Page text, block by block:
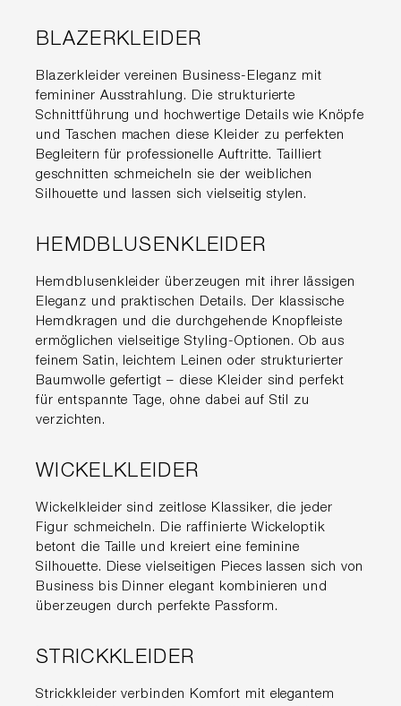
BLAZERKLEIDER
Blazerkleider vereinen Business-Eleganz mit
femininer Ausstrahlung. Die strukturierte
Schnittführung und hochwertige Details wie Knöpfe
und Taschen machen diese Kleider zu perfekten
Begleitern für professionelle Auftritte. Tailliert
geschnitten schmeicheln sie der weiblichen
Silhouette und lassen sich vielseitig stylen.
HEMDBLUSENKLEIDER
Hemdblusenkleider überzeugen mit ihrer lässigen
Eleganz und praktischen Details. Der klassische
Hemdkragen und die durchgehende Knopfleiste
ermöglichen vielseitige Styling-Optionen. Ob aus
feinem Satin, leichtem Leinen oder strukturierter
Baumwolle gefertigt – diese Kleider sind perfekt
für entspannte Tage, ohne dabei auf Stil zu
verzichten.
WICKELKLEIDER
Wickelkleider sind zeitlose Klassiker, die jeder
Figur schmeicheln. Die raffinierte Wickeloptik
betont die Taille und kreiert eine feminine
Silhouette. Diese vielseitigen Pieces lassen sich von
Business bis Dinner elegant kombinieren und
überzeugen durch perfekte Passform.
STRICKKLEIDER
Strickkleider verbinden Komfort mit elegantem